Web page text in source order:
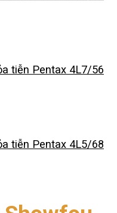
tiễn Pentax 4L7/56
tiễn Pentax 4L5/68